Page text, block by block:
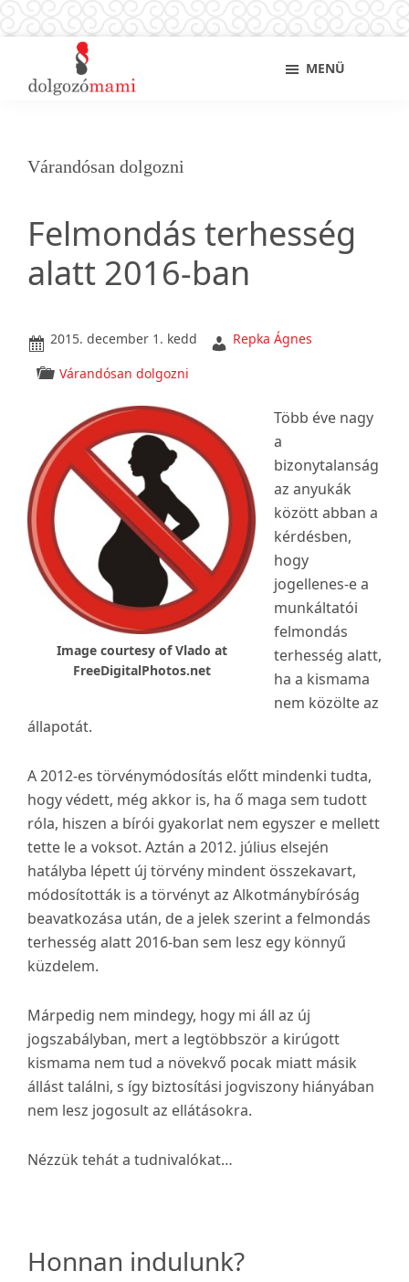
main
elsődleges
lábléchezDolgozó
álláskeresési
kismamáknak,
anyukáknak
MENÜ
Várandósan dolgozni
Felmondás terhesség
alatt 2016-ban
2015. december 1. kedd Repka Ágnes
Várandósan dolgozni
Image courtesy of Vlado at
FreeDigitalPhotos.net
Több éve nagy
a
bizonytalanság
az anyukák
között abban a
kérdésben,
hogy
jogellenes-e a
munkáltatói
felmondás
terhesség alatt,
ha a kismama
nem közölte az
állapotát.
A 2012-es törvénymódosítás előtt mindenki tudta,
hogy védett, még akkor is, ha ő maga sem tudott
róla, hiszen a bírói gyakorlat nem egyszer e mellett
tette le a voksot. Aztán a 2012. július elsején
hatályba lépett új törvény mindent összekavart,
módosították is a törvényt az Alkotmánybíróság
beavatkozása után, de a jelek szerint a felmondás
terhesség alatt 2016-ban sem lesz egy könnyű
küzdelem.
Márpedig nem mindegy, hogy mi áll az új
jogszabályban, mert a legtöbbször a kirúgott
kismama nem tud a növekvő pocak miatt másik
állást találni, s így biztosítási jogviszony hiányában
nem lesz jogosult az ellátásokra.
Nézzük tehát a tudnivalókat…
Honnan indulunk?